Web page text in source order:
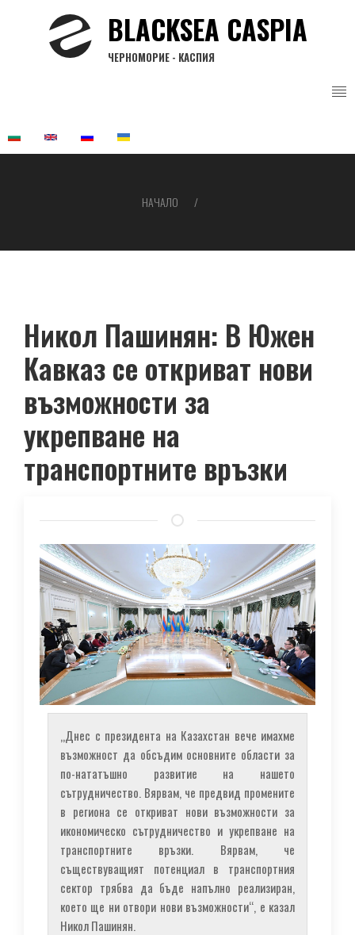
BLACKSEA CASPIA
ЧЕРНОМОРИЕ - КАСПИЯ
НАЧАЛО
Никол Пашинян: В Южен
Кавказ се откриват нови
възможности за
укрепване на
транспортните връзки
„Днес с президента на Казахстан вече имахме
възможност да обсъдим основните области за
по-нататъшно развитие на нашето
сътрудничество. Вярвам, че предвид промените
в региона се откриват нови възможности за
икономическо сътрудничество и укрепване на
транспортните връзки. Вярвам, че
съществуващият потенциал в транспортния
сектор трябва да бъде напълно реализиран,
което ще ни отвори нови възможности“, е казал
Никол Пашинян.